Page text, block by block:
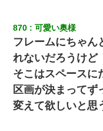
870 可愛い奥様
フレームにちゃん
れないだろうけど
そこはスペースに
区画が決まってず
変えて欲しいと思